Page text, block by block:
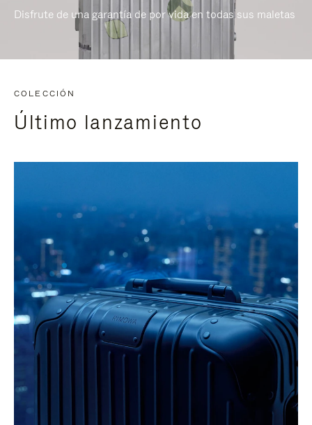
Disfrute de una garantía de por vida en todas sus maletas
COLECCIÓN
Último lanzamiento